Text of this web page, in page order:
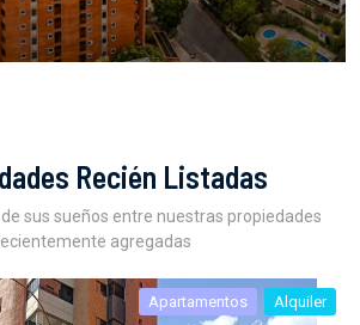
Recién Listadas
sus sueños entre nuestras propiedades
agregadas
Apartamentos Alquiler